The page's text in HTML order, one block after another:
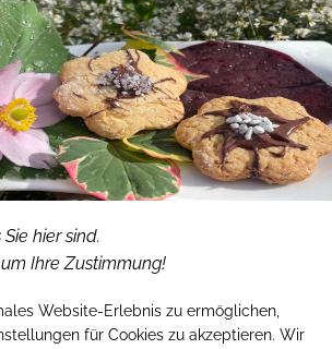
schützen
hier sind.
Ihre Zustimmung!
Website-Erlebnis zu ermöglichen,
für Cookies zu akzeptieren. Wir